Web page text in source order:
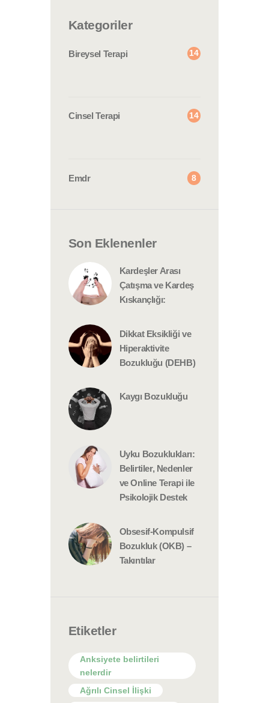
Kategoriler
Bireysel Terapi 14
Cinsel Terapi 14
Emdr 8
Son Eklenenler
Kardeşler Arası
Çatışma ve Kardeş
Kıskançlığı:
Dikkat Eksikliği ve
Hiperaktivite
Bozukluğu (DEHB)
Kaygı Bozukluğu
Uyku Bozuklukları:
Belirtiler, Nedenler
ve Online Terapi ile
Psikolojik Destek
Obsesif-Kompulsif
Bozukluk (OKB) –
Takıntılar
Etiketler
Anksiyete belirtileri
nelerdir
Ağrılı Cinsel İlişki